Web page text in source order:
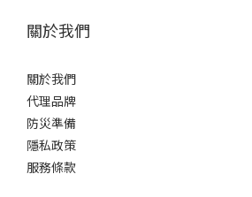
關於我們
關於我們
代理品牌
防災準備
隱私政策
服務條款